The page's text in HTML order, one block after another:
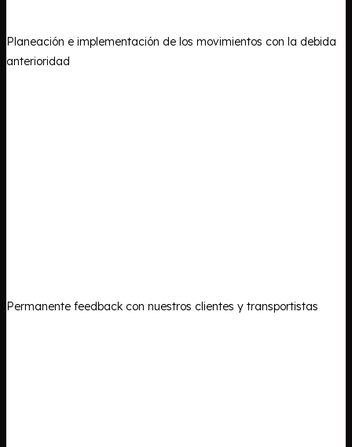
Planeación e implementación de los movimientos con la debida
anterioridad
Permanente feedback con nuestros clientes y transportistas